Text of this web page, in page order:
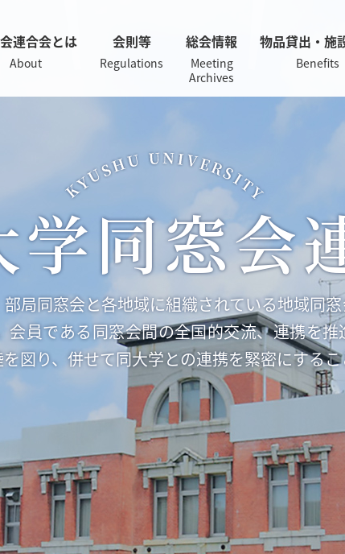
連合会とは
About
会則等
Regulations
総会情報
Meeting
Archives
物品貸出・施
Benefits
学同窓会
局同窓会と各地域に組織されている地域同
会員である同窓会間の全国的交流、連携を
図り、併せて同大学との連携を緊密にする